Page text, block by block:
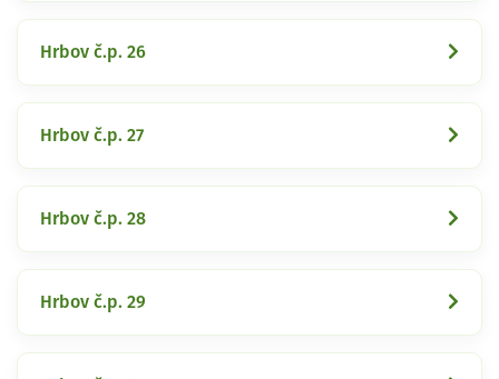
Hrbov č.p. 26
Hrbov č.p. 27
Hrbov č.p. 28
Hrbov č.p. 29